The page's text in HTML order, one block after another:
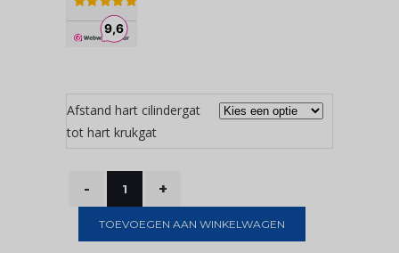
Afstand hart cilindergat
tot hart krukgat
TOEVOEGEN AAN WINKELWAGEN